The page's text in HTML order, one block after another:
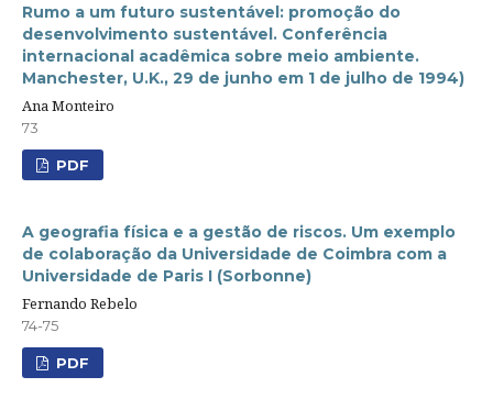
Rumo a um futuro sustentável: promoção do
desenvolvimento sustentável. Conferência
internacional acadêmica sobre meio ambiente.
Manchester, U.K., 29 de junho em 1 de julho de 1994)
Ana Monteiro
73
PDF
A geografia física e a gestão de riscos. Um exemplo
de colaboração da Universidade de Coimbra com a
Universidade de Paris I (Sorbonne)
Fernando Rebelo
74-75
PDF